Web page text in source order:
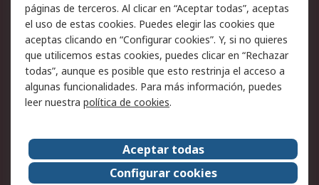
Legal
Aviso legal
Política de privacidad -
Actualizada
Política sobre cookies
Seguridad de emails
Certificaciones de
Condiciones de venta
Acerca de RS
Acerca de RS RS Group
páginas de terceros. Al clicar en “Aceptar todas”, aceptas
el uso de estas cookies. Puedes elegir las cookies que
aceptas clicando en “Configurar cookies”. Y, si no quieres
que utilicemos estas cookies, puedes clicar en “Rechazar
todas”, aunque es posible que esto restrinja el acceso a
algunas funcionalidades. Para más información, puedes
leer nuestra política de cookies.
Aceptar todas
Configurar cookies